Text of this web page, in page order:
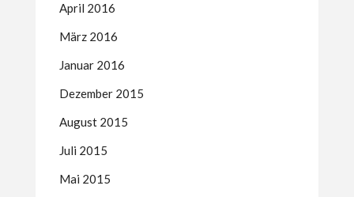
April 2016
März 2016
Januar 2016
Dezember 2015
August 2015
Juli 2015
Mai 2015